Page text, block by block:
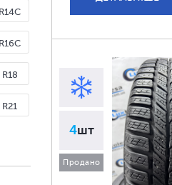
R14C
R16C
R18
R21
4шт
Продано